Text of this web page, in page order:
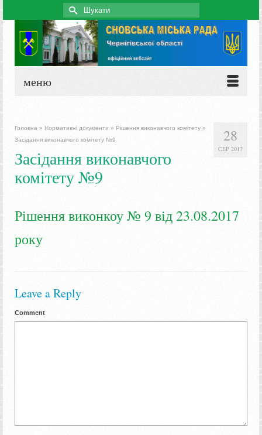
Search
for:
меню
28
СЕР 2017
Головна » Нормативні документи » Рішення виконавчого комітету »
Засідання виконавчого комітету №9
Засідання виконавчого
комітету №9
Рішення виконкоу № 9 від 23.08.2017
року
Leave a Reply
Comment